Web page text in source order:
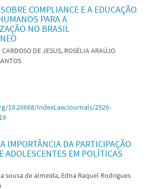
COMPLIANCE E A EDUCAÇÃO
PARA A
NO BRASIL
DE JESUS, ROSÉLIA ARAÚJO
10.26668/IndexLawJournals/2526-
IMPORTÂNCIA DA PARTICIPAÇÃO
ADOLESCENTES EM POLÍTICAS
sousa de almeida, Edna Raquel Rodrigues